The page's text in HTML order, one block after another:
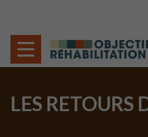
LES RETOURS